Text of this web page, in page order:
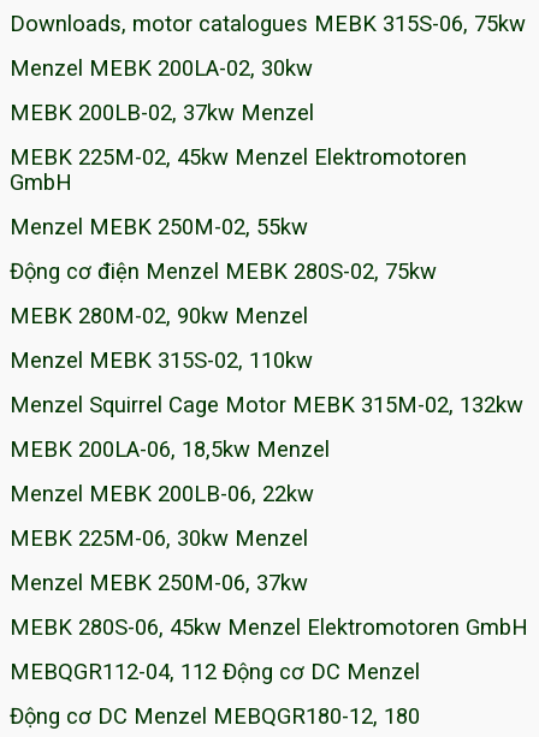
Downloads, motor catalogues MEBK 315S-06, 75kw
Menzel MEBK 200LA-02, 30kw
MEBK 200LB-02, 37kw Menzel
MEBK 225M-02, 45kw Menzel Elektromotoren
GmbH
Menzel MEBK 250M-02, 55kw
Động cơ điện Menzel MEBK 280S-02, 75kw
MEBK 280M-02, 90kw Menzel
Menzel MEBK 315S-02, 110kw
Menzel Squirrel Cage Motor MEBK 315M-02, 132kw
MEBK 200LA-06, 18,5kw Menzel
Menzel MEBK 200LB-06, 22kw
MEBK 225M-06, 30kw Menzel
Menzel MEBK 250M-06, 37kw
MEBK 280S-06, 45kw Menzel Elektromotoren GmbH
MEBQGR112-04, 112 Động cơ DC Menzel
Động cơ DC Menzel MEBQGR180-12, 180